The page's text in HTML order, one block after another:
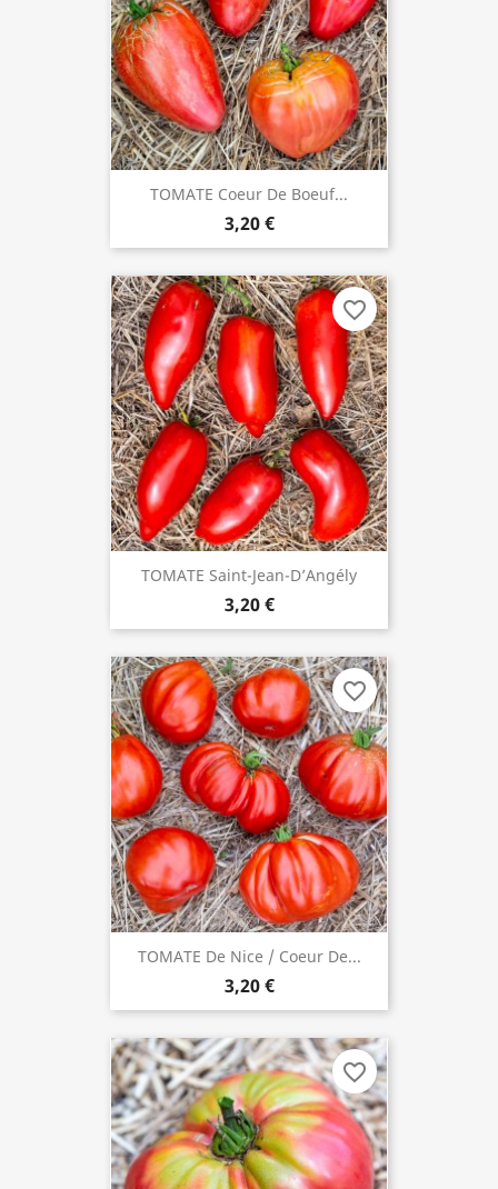
TOMATE Coeur De Boeuf...
3,20 €
TOMATE Saint-Jean-D’Angély
3,20 €
favorite_border
TOMATE De Nice / Coeur De...
3,20 €
favorite_border
favorite_border